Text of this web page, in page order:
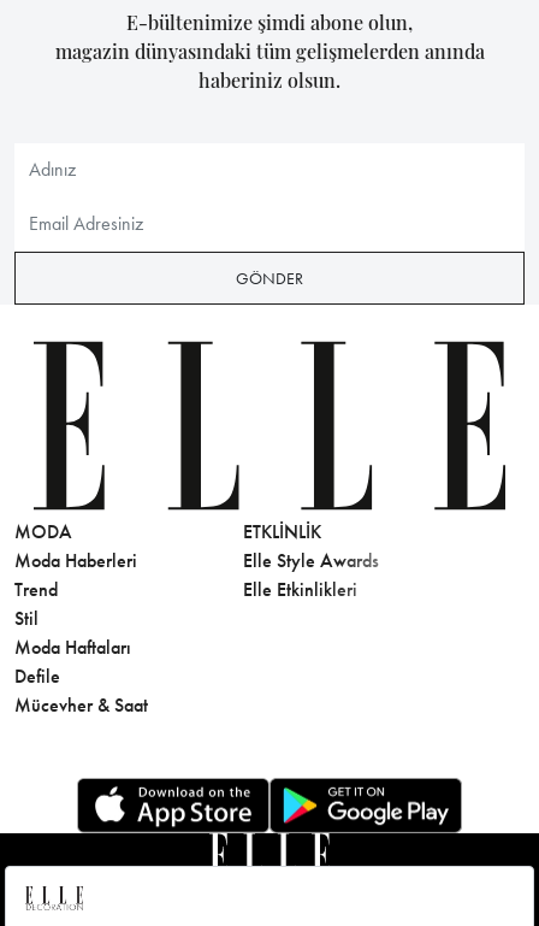
E-bültenimize şimdi abone olun,
magazin dünyasındaki tüm gelişmelerden anında
haberiniz olsun.
GÖNDER
MODA
Moda Haberleri
Trend
Stil
Moda Haftaları
Defile
Mücevher & Saat
ETKLINLIK
Elle Style Awards
Elle Etkinlikleri